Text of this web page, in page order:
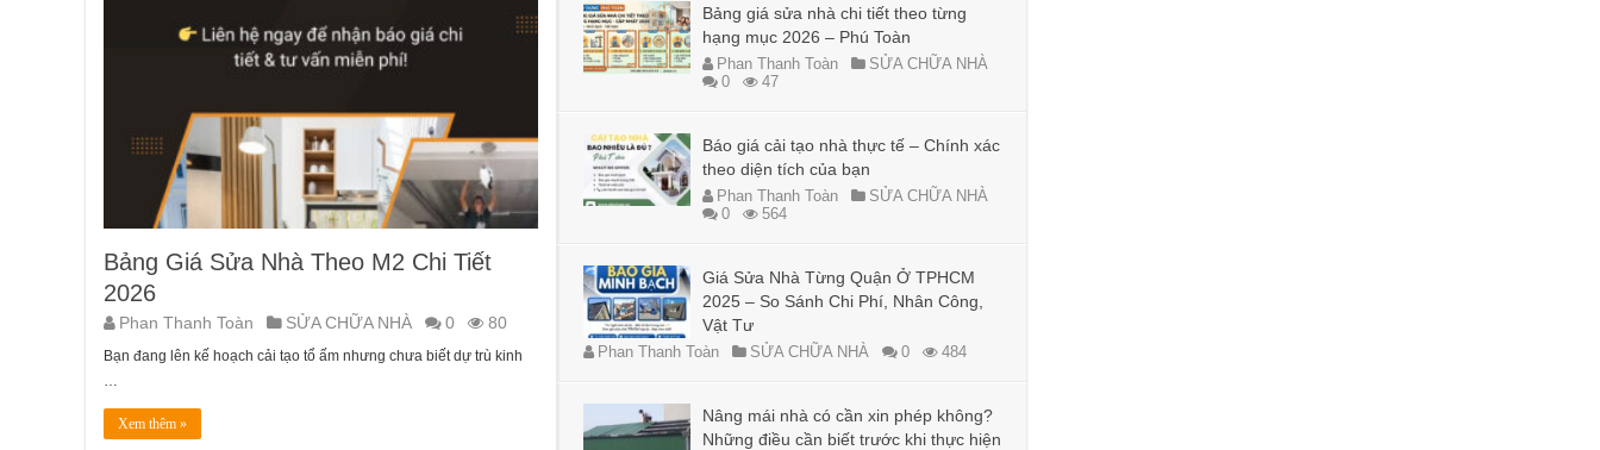
Bảng Giá Sửa Nhà Theo M2 Chi Tiết
2026
Phan Thanh Toàn SỬA CHỮA NHÀ 0 80
Bạn đang lên kế hoạch cải tạo tổ ấm nhưng chưa biết dự trù kinh
…
Xem thêm »
Bảng giá sửa nhà chi tiết theo từng
hạng mục 2026 – Phú Toàn
Phan Thanh Toàn
SỬA CHỮA NHÀ
0
47
Báo giá cải tạo nhà thực tế – Chính xác
theo diện tích của bạn
Phan Thanh Toàn
SỬA CHỮA NHÀ
0
564
Giá Sửa Nhà Từng Quận Ở TPHCM
2025 – So Sánh Chi Phí, Nhân Công,
Vật Tư
Phan Thanh Toàn SỬA CHỮA NHÀ 0 484
Nâng mái nhà có cần xin phép không?
Những điều cần biết trước khi thực hiện